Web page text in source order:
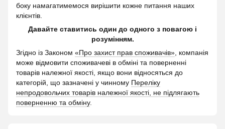
боку намагатимемося вирішити кожне питання наших
клієнтів.
Давайте ставитись один до одного з повагою і
розумінням.
Згідно із Законом «Про захист прав споживачів» , компанія
може відмовити споживачеві в обміні та поверненні
товарів належної якості, якщо вони відносяться до
категорій, що зазначені у чинному Переліку
непродовольчих товарів належної якості, не підлягають
поверненню та обміну.